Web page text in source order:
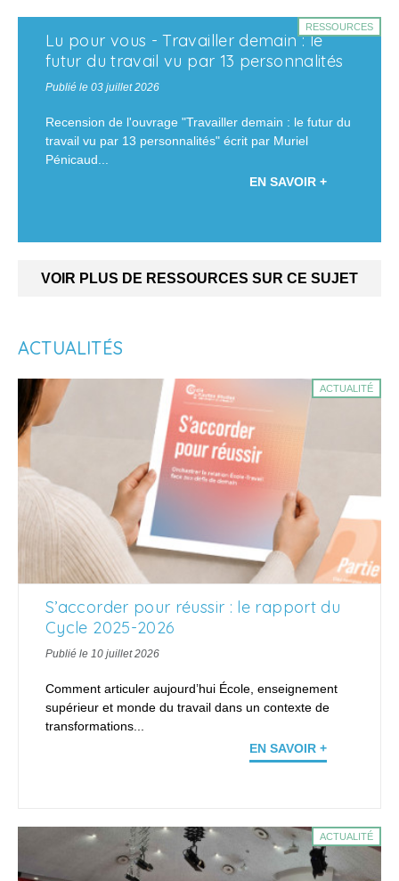
RESSOURCES
Lu pour vous - Travailler demain : le
futur du travail vu par 13 personnalités
Publié le 03 juillet 2026
Recension de l'ouvrage "Travailler demain : le futur du
travail vu par 13 personnalités" écrit par Muriel
Pénicaud...
EN SAVOIR +
VOIR PLUS DE RESSOURCES SUR CE SUJET
ACTUALITÉS
ACTUALITÉ
S’accorder pour réussir : le rapport du
Cycle 2025-2026
Publié le 10 juillet 2026
Comment articuler aujourd’hui École, enseignement
supérieur et monde du travail dans un contexte de
transformations...
EN SAVOIR +
ACTUALITÉ